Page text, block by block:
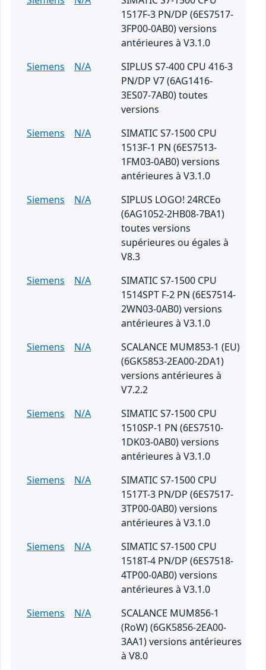
1517F-3 PN/DP (6ES7517-
3FP00-0AB0) versions
antérieures à V3.1.0
Siemens
N/A
SIPLUS S7-400 CPU 416-3
PN/DP V7 (6AG1416-
3ES07-7AB0) toutes
versions
Siemens
N/A
SIMATIC S7-1500 CPU
1513F-1 PN (6ES7513-
1FM03-0AB0) versions
antérieures à V3.1.0
Siemens
N/A
SIPLUS LOGO! 24RCEo
(6AG1052-2HB08-7BA1)
toutes versions
supérieures ou égales à
V8.3
Siemens
N/A
SIMATIC S7-1500 CPU
1514SPT F-2 PN (6ES7514-
2WN03-0AB0) versions
antérieures à V3.1.0
Siemens
N/A
SCALANCE MUM853-1 (EU)
(6GK5853-2EA00-2DA1)
versions antérieures à
V7.2.2
Siemens
N/A
SIMATIC S7-1500 CPU
1510SP-1 PN (6ES7510-
1DK03-0AB0) versions
antérieures à V3.1.0
Siemens
N/A
SIMATIC S7-1500 CPU
1517T-3 PN/DP (6ES7517-
3TP00-0AB0) versions
antérieures à V3.1.0
Siemens
N/A
SIMATIC S7-1500 CPU
1518T-4 PN/DP (6ES7518-
4TP00-0AB0) versions
antérieures à V3.1.0
Siemens
N/A
SCALANCE MUM856-1
(RoW) (6GK5856-2EA00-
3AA1) versions antérieures
à V8.0